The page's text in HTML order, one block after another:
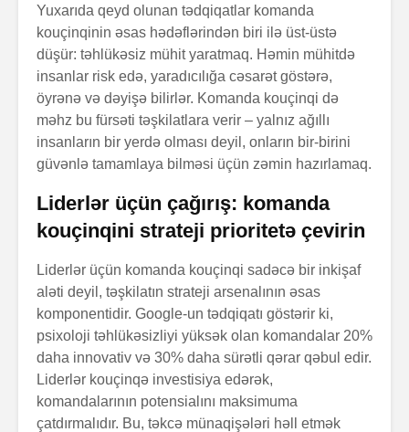
Yuxarıda qeyd olunan tədqiqatlar komanda
kouçinqinin əsas hədəflərindən biri ilə üst-üstə
düşür: təhlükəsiz mühit yaratmaq. Həmin mühitdə
insanlar risk edə, yaradıcılığa cəsarət göstərə,
öyrənə və dəyişə bilirlər. Komanda kouçinqi də
məhz bu fürsəti təşkilatlara verir – yalnız ağıllı
insanların bir yerdə olması deyil, onların bir-birini
güvənlə tamamlaya bilməsi üçün zəmin hazırlamaq.
Liderlər üçün çağırış: komanda
kouçinqini strateji prioritetə çevirin
Liderlər üçün komanda kouçinqi sadəcə bir inkişaf
aləti deyil, təşkilatın strateji arsenalının əsas
komponentidir. Google-un tədqiqatı göstərir ki,
psixoloji təhlükəsizliyi yüksək olan komandalar 20%
daha innovativ və 30% daha sürətli qərar qəbul edir.
Liderlər kouçinqə investisiya edərək,
komandalarının potensialını maksimuma
çatdırmalıdır. Bu, təkcə münaqişələri həll etmək